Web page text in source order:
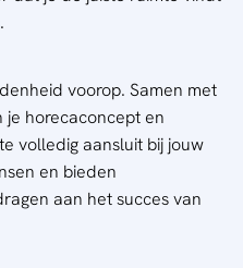
voorop. Samen met
je horecaconcept en
volledig aansluit bij jouw
en bieden
aan het succes van